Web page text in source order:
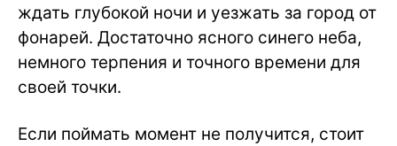
ждать глубокой ночи и уезжать за город от
фонарей. Достаточно ясного синего неба,
немного терпения и точного времени для
своей точки.
Если поймать момент не получится, стоит